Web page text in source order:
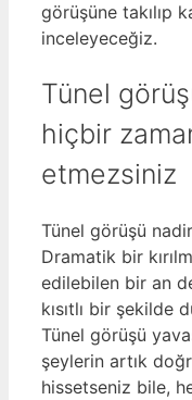
görüşüne takılıp
inceleyeceğiz.
Tünel
hiçbir
etmezsiniz
Tünel görüşü
Dramatik bir
edilebilen bir an
kısıtlı bir şekilde
Tünel görüşü
şeylerin artık
hissetseniz bile,